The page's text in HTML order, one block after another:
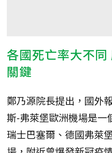
各國死亡率大不
關鍵
鄭乃源院長提出，國外
斯-弗萊堡歐洲機場是一
瑞士巴塞爾、德國弗萊